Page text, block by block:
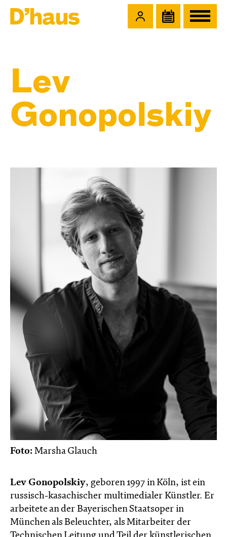
Lev
Gonopolskiy
Foto: Marsha Glauch
Lev Gonopolskiy, geboren 1997 in Köln, ist ein
russisch-kasachischer multimedialer Künstler. Er
arbeitete an der Bayerischen Staatsoper in
München als Beleuchter, als Mitarbeiter der